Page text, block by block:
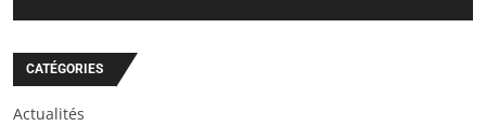
CATÉGORIES
Actualités